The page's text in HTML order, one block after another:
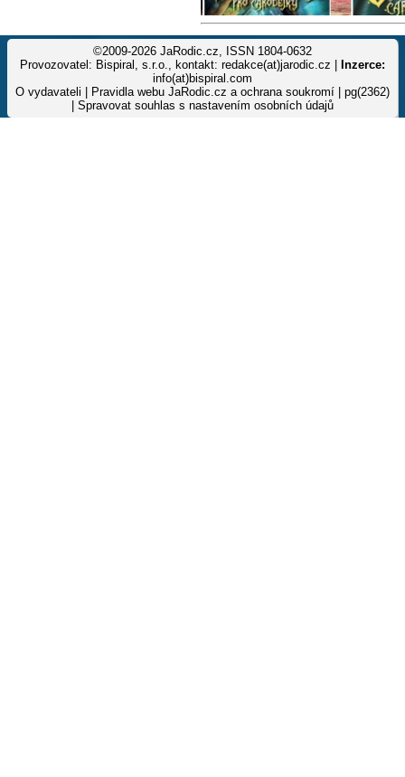
©2009-2026 JaRodic.cz, ISSN 1804-0632
Provozovatel: Bispiral, s.r.o., kontakt: redakce(at)jarodic.cz |
Inzerce:
info(at)bispiral.com
O vydavateli
Pravidla webu JaRodic.cz a ochrana soukromí | pg(2362)
Spravovat souhlas s nastavením osobních údajů